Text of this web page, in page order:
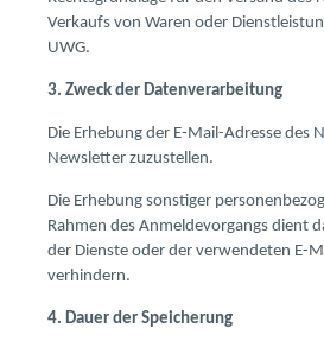
Verkaufs von Waren oder
UWG.
3. Zweck der Datenverarbeitung
Die Erhebung der E-Mail-Adresse des
Newsletter zuzustellen.
Die Erhebung sonstiger
Rahmen des Anmeldevorgangs dient
der Dienste oder der verwendeten E-
verhindern.
4. Dauer der Speicherung